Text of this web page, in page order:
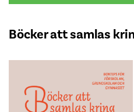
Böcker att samlas